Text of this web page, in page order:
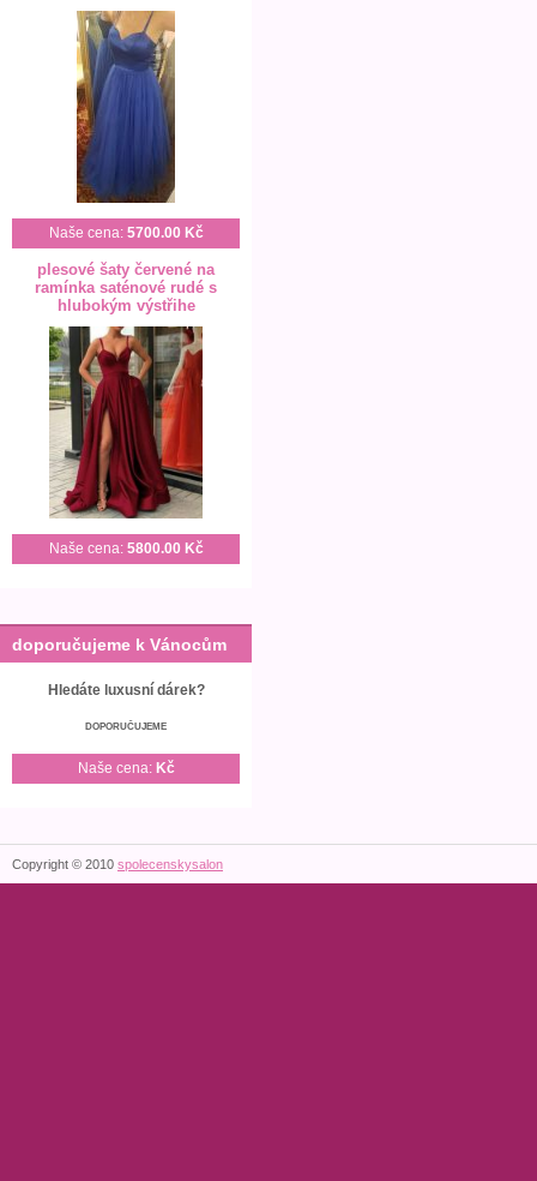
Naše cena: 5700.00 Kč
plesové šaty červené na
ramínka saténové rudé s
hlubokým výstřihe
Naše cena: 5800.00 Kč
doporučujeme k Vánocům
Hledáte luxusní dárek?
DOPORUČUJEME
Naše cena: Kč
Copyright © 2010 spolecenskysalon